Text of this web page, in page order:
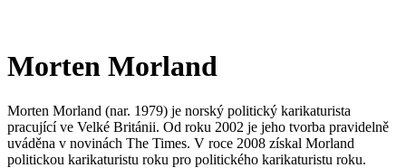
Morten Morland
Morten Morland (nar. 1979) je norský politický karikaturista
pracující ve Velké Británii. Od roku 2002 je jeho tvorba pravidelně
uváděna v novinách The Times. V roce 2008 získal Morland
politickou karikaturistu roku pro politického karikaturistu roku.